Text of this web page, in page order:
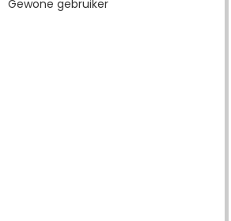
Gewone gebruiker